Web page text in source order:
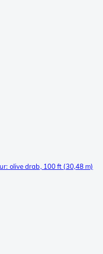
olive drab, 100 ft (30,48 m)